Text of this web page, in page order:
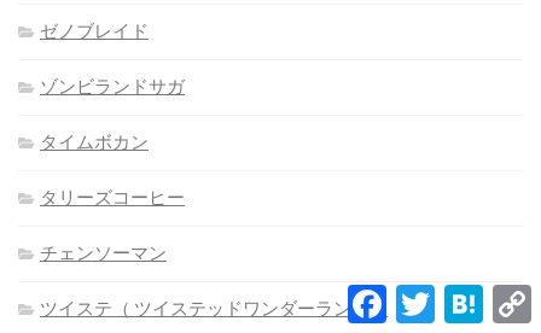
ゼノブレイド
ゾンビランドサガ
タイムボカン
タリーズコーヒー
チェンソーマン
ツイステ（ ツイステッドワンダーランド）
FacebookTwitter Hatena